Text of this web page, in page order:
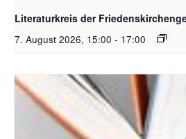
Literaturkreis der
7. August 2026, 15:00 - 17:00